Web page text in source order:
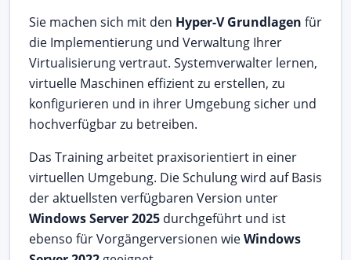
Sie machen sich mit den Hyper-V Grundlagen für
die Implementierung und Verwaltung Ihrer
Virtualisierung vertraut. Systemverwalter lernen,
virtuelle Maschinen effizient zu erstellen, zu
konfigurieren und in ihrer Umgebung sicher und
hochverfügbar zu betreiben.
Das Training arbeitet praxisorientiert in einer
virtuellen Umgebung. Die Schulung wird auf Basis
der aktuellsten verfügbaren Version unter
Windows Server 2025 durchgeführt und ist
ebenso für Vorgängerversionen wieWindows